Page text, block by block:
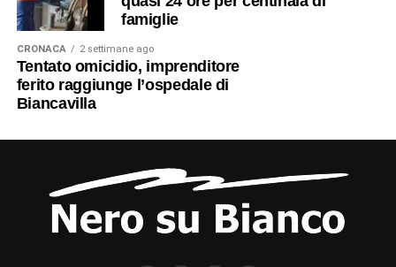
famiglie
CRONACA 2 settimane ago
Tentato omicidio, imprenditore
ferito raggiunge l’ospedale di
Biancavilla